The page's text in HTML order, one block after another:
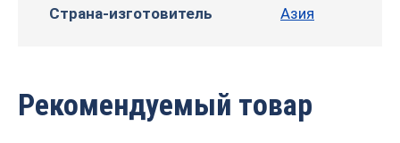
Страна-изготовитель
Азия
Рекомендуемый товар